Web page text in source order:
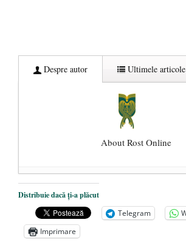
Despre autor Ultimele articole
About Rost Online
Dezvăluiri cutremurătoare
președintele Ucrainei,
Zelensky
- 13 mai 2026
Statul care servește Națiunea
Distribuie dacă ți-a plăcut
Telegram
Imprimare